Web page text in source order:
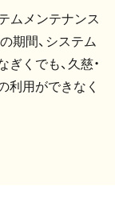
ムメンテナンス
期間、システム
くでも、久慈・
利用ができなく